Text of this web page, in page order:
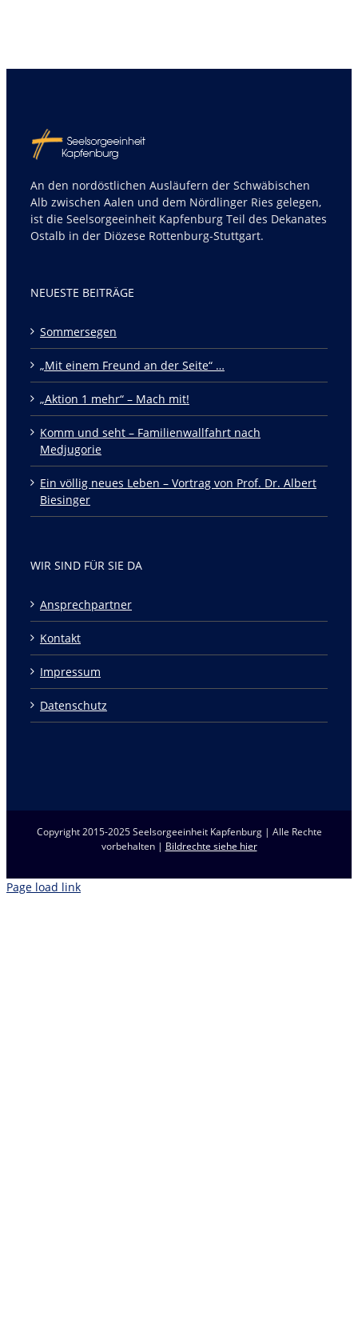
An den nordöstlichen Ausläufern der Schwäbischen
Alb zwischen Aalen und dem Nördlinger Ries gelegen,
ist die Seelsorgeeinheit Kapfenburg Teil des Dekanates
Ostalb in der Diözese Rottenburg-Stuttgart.
NEUESTE BEITRÄGE
Sommersegen
„Mit einem Freund an der Seite“ …
„Aktion 1 mehr“ – Mach mit!
Komm und seht – Familienwallfahrt nach
Medjugorie
Ein völlig neues Leben – Vortrag von Prof. Dr. Albert
Biesinger
WIR SIND FÜR SIE DA
Ansprechpartner
Kontakt
Impressum
Datenschutz
Copyright 2015-2025 Seelsorgeeinheit Kapfenburg | Alle Rechte
vorbehalten | Bildrechte siehe hier
Page load link